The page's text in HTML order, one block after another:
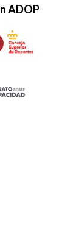
ADOP